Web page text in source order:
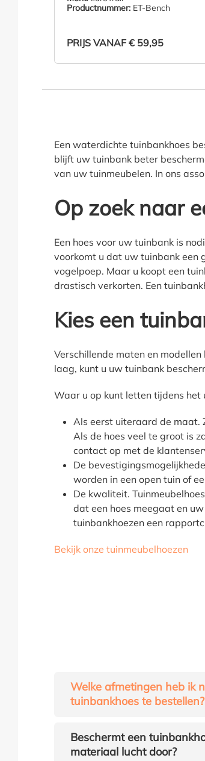
Productnummer: ET-Bench
PRIJS VANAF € 59,95
Een waterdichte tuinbankhoes
blijft uw tuinbank beter
van uw tuinmeubelen. In ons
Op zoek naar
Een hoes voor uw tuinbank is
voorkomt u dat uw tuinbank een
vogelpoep. Maar u koopt een
drastisch verkorten. Een
Kies een
Verschillende maten en
laag, kunt u uw tuinbank
Waar u op kunt letten tijdens het
Als eerst uiteraard de maat.
Als de hoes veel te groot is
contact op met de
De
worden in een open tuin of
De kwaliteit.
dat een hoes meegaat en
tuinbankhoezen een
Bekijk onze tuinmeubelhoezen
Welke afmetingen heb ik
tuinbankhoes te bestellen?
Beschermt een
materiaal lucht door?